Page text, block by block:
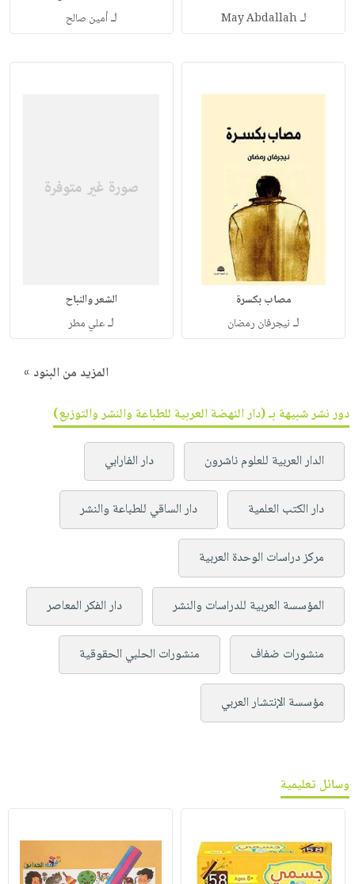
لـMay Abdallah لـأمين صالح
مصاب بكسرة
لـ نيجرفان رمضان
الشعر والنباح
لـعلي مطر
المزيد من البنود »
دور نشر شبيهة بـ (دار النهضة العربية للطباعة والنشر والتوزيع)
الدار العربية للعلوم ناشرون دار الفارابي
دار الكتب العلمية دار الساقي للطباعة والنشر
مركز دراسات الوحدة العربية
المؤسسة العربية للدراسات والنشر دار الفكر المعاصر
منشورات ضفاف منشورات الحلبي الحقوقية
مؤسسة الإنتشار العربي
وسائل تعليمية